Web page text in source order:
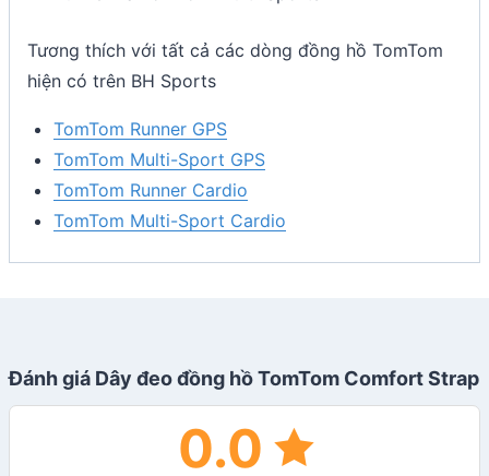
Tương thích với tất cả các dòng đồng hồ TomTom
hiện có trên BH Sports
TomTom Runner GPS
TomTom Multi-Sport GPS
TomTom Runner Cardio
TomTom Multi-Sport Cardio
Đánh giá Dây đeo đồng hồ TomTom Comfort Strap
0.0